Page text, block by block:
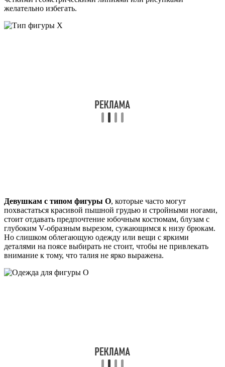
желательно избегать.
Девушкам с типом фигуры О, которые часто могут
похвастаться красивой пышной грудью и стройными ногами,
стоит отдавать предпочтение юбочным костюмам, блузам с
глубоким V-образным вырезом, сужающимся к низу брюкам.
Но слишком облегающую одежду или вещи с яркими
деталями на поясе выбирать не стоит, чтобы не привлекать
внимание к тому, что талия не ярко выражена.